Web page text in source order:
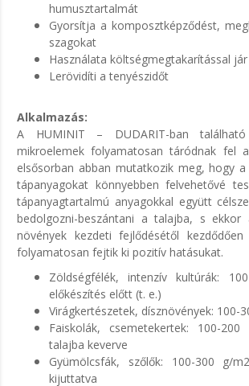
humusztartalmát
Gyorsítja a komposztképződést,
szagokat
Használata költségmegtakarítással jár
Lerövidíti a tenyészidőt
Alkalmazás:
A HUMINIT – DUDARIT-ban
mikroelemek folyamatosan táródnak fel
elsősorban abban mutatkozik meg, hogy
tápanyagokat könnyebben felvehetővé
tápanyagtartalmú anyagokkal együtt
bedolgozni-beszántani a talajba, s
növények kezdeti fejlődésétől
folyamatosan fejtik ki pozitív hatásukat.
Zöldségfélék, intenzív kultúrák:
előkészítés előtt (t. e.)
Virágkertészetek, dísznövények: 100-
Faiskolák, csemetekertek: 100-
talajba keverve
Gyümölcsfák, szőlők: 100-300 g/
kijuttatva